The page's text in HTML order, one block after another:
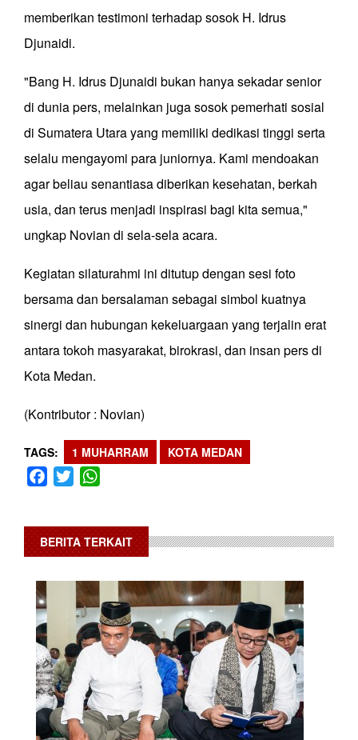
memberikan testimoni terhadap sosok H. Idrus
Djunaidi.
"Bang H. Idrus Djunaidi bukan hanya sekadar senior
di dunia pers, melainkan juga sosok pemerhati sosial
di Sumatera Utara yang memiliki dedikasi tinggi serta
selalu mengayomi para juniornya. Kami mendoakan
agar beliau senantiasa diberikan kesehatan, berkah
usia, dan terus menjadi inspirasi bagi kita semua,"
ungkap Novian di sela-sela acara.
Kegiatan silaturahmi ini ditutup dengan sesi foto
bersama dan bersalaman sebagai simbol kuatnya
sinergi dan hubungan kekeluargaan yang terjalin erat
antara tokoh masyarakat, birokrasi, dan insan pers di
Kota Medan.
(Kontributor : Novian)
TAGS 1 MUHARRAM KOTA MEDAN
Facebook
Twitter
BERITA TERKAIT